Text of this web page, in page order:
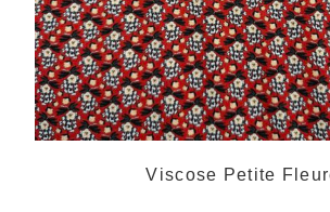
Viscose Petite